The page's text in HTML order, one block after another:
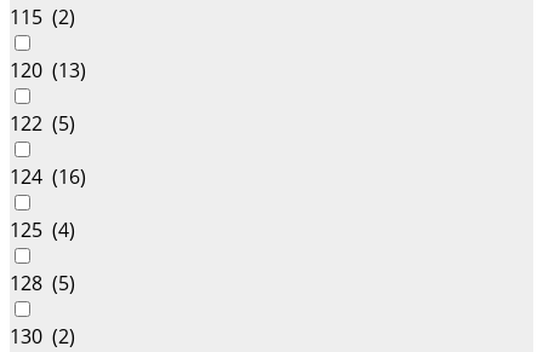
115 (2)
120 (13)
122 (5)
124 (16)
125 (4)
128 (5)
130 (2)